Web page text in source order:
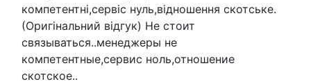
компетентні,сервіс нуль,відношення скотське.
(Оригінальний відгук) Не стоит
связываться..менеджеры не
компетентные,сервис ноль,отношение
скотское..